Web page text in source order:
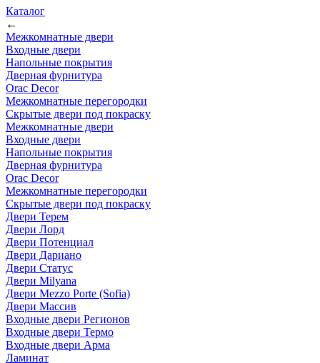
Каталог
←
Межкомнатные двери
Входные двери
Напольные покрытия
Дверная фурнитура
Orac Decor
Межкомнатные перегородки
Скрытые двери под покраскy
Межкомнатные двери
Входные двери
Напольные покрытия
Дверная фурнитура
Orac Decor
Межкомнатные перегородки
Скрытые двери под покраскy
Двери Терем
Двери Лорд
Двери Потенциал
Двери Дариано
Двери Статус
Двери Milyana
Двери Mezzo Porte (Sofia)
Двери Массив
Входные двери Регионов
Входные двери Термо
Входные двери Арма
Ламинат